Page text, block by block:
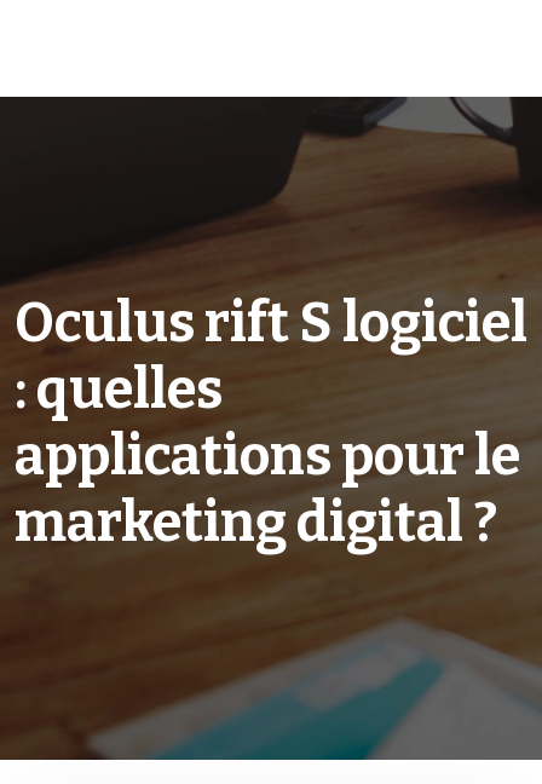
Oculus rift S logiciel
: quelles
applications pour le
marketing digital ?